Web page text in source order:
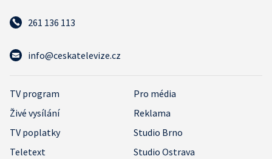
261 136 113
info@ceskatelevize.cz
TV program
Pro média
Živé vysílání
Reklama
TV poplatky
Studio Brno
Teletext
Studio Ostrava